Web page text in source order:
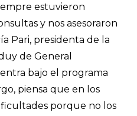
estuvieron
y nos asesoraron
Pari, presidenta de la
de General
bajo el programa
piensa que en los
porque no los